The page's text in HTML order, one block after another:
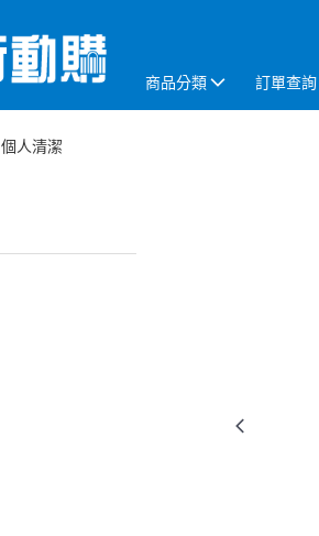
商品分類 訂單查詢
個人清潔